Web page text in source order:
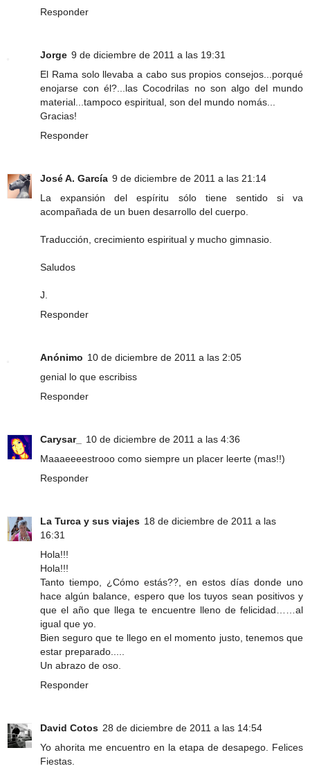
Responder
Jorge 9 de diciembre de 2011 a las 19:31
El Rama solo llevaba a cabo sus propios consejos...porqué
enojarse con él?...las Cocodrilas no son algo del mundo
material...tampoco espiritual, son del mundo nomás...
Gracias!
Responder
José A. García 9 de diciembre de 2011 a las 21:14
La expansión del espíritu sólo tiene sentido si va
acompañada de un buen desarrollo del cuerpo.
Traducción, crecimiento espiritual y mucho gimnasio.
Saludos
J.
Responder
Anónimo 10 de diciembre de 2011 a las 2:05
genial lo que escribiss
Responder
Carysar_
10 de diciembre de 2011 a las 4:36
Maaaeeeestrooo como siempre un placer leerte (mas!!)
Responder
La Turca y sus viajes 18 de diciembre de 2011 a las
16:31
Hola!!!
Hola!!!
Tanto tiempo, ¿Cómo estás??, en estos días donde uno
hace algún balance, espero que los tuyos sean positivos y
que el año que llega te encuentre lleno de felicidad……al
igual que yo.
Bien seguro que te llego en el momento justo, tenemos que
estar preparado.....
Un abrazo de oso.
Responder
David Cotos 28 de diciembre de 2011 a las 14:54
Yo ahorita me encuentro en la etapa de desapego. Felices
Fiestas.